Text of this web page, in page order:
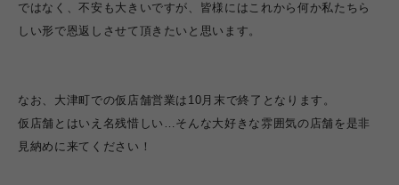
ではなく、不安も大きいですが、皆様にはこれから何か私たちら
しい形で恩返しさせて頂きたいと思います。
なお、大津町での仮店舗営業は10月末で終了となります。
仮店舗とはいえ名残惜しい…そんな大好きな雰囲気の店舗を是非
見納めに来てください！